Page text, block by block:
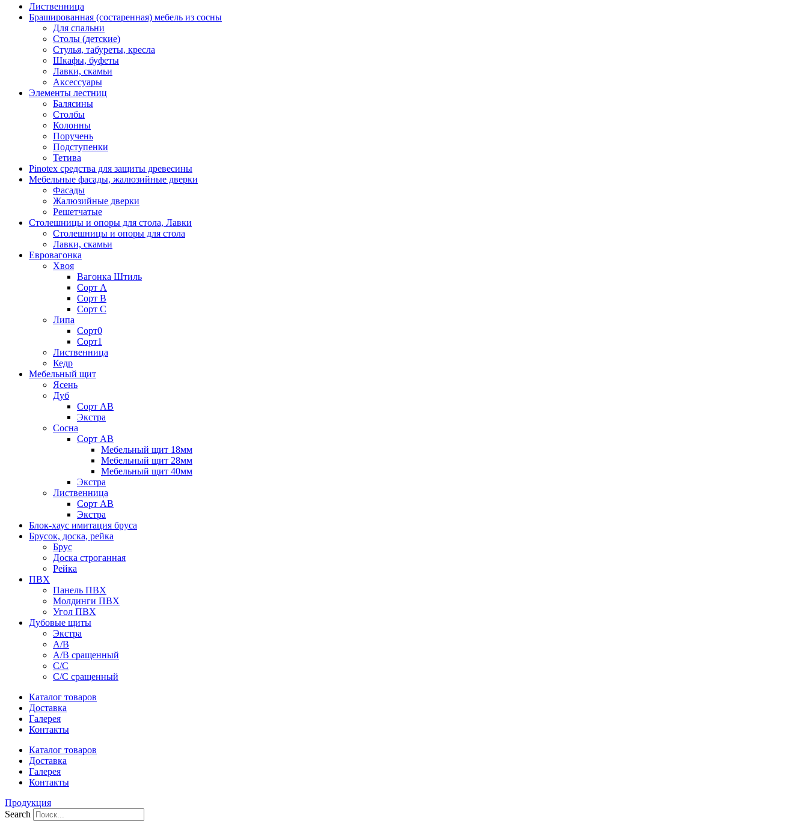
Лиственница
Брашированная (состаренная) мебель из сосны
Для спальни
Столы (детские)
Стулья, табуреты, кресла
Шкафы, буфеты
Лавки, скамьи
Аксессуары
Элементы лестниц
Балясины
Столбы
Колонны
Поручень
Подступенки
Тетива
Pinotex средства для защиты древесины
Мебельные фасады, жалюзийные дверки
Фасады
Жалюзийные дверки
Решетчатые
Столешницы и опоры для стола, Лавки
Столешницы и опоры для стола
Лавки, скамьи
Евровагонка
Хвоя
Вагонка Штиль
Сорт А
Сорт В
Сорт С
Липа
Сорт0
Сорт1
Лиственница
Кедр
Мебельный щит
Ясень
Дуб
Сорт АВ
Экстра
Сосна
Сорт АВ
Мебельный щит 18мм
Мебельный щит 28мм
Мебельный щит 40мм
Экстра
Лиственница
Сорт АВ
Экстра
Блок-хаус имитация бруса
Брусок, доска, рейка
Брус
Доска строганная
Рейка
ПВХ
Панель ПВХ
Молдинги ПВХ
Угол ПВХ
Дубовые щиты
Экстра
А/В
А/В сращенный
С/С
С/С сращенный
Каталог товаров
Доставка
Галерея
Контакты
Каталог товаров
Доставка
Галерея
Контакты
Продукция
Search